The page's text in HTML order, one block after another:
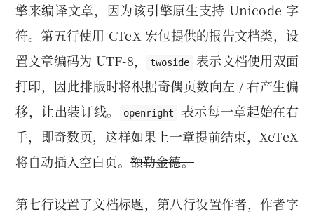
擎来编译文章，因为该引擎原生支持 Unicode 字
符。第五行使用 CTeX 宏包提供的报告文档类，设
置文章编码为 UTF-8，
twoside
表示文档使用双面
打印，因此排版时将根据奇偶页数向左 / 右产生偏
移，让出装订线。
openright
表示每一章起始在右
手，即奇数页，这样如果上一章提前结束，XeTeX
将自动插入空白页。额勒金德。
第七行设置了文档标题，第八行设置作者，作者字